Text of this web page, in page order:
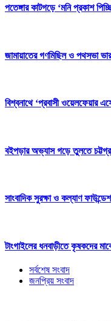
পতেঙ্গার কাটগড়ে ‘মনি প্রকাশ
জামায়াতের গণমিছিল ও পথসভা
বিশ্বনাথে ‘প্রবাসী ওয়েলফেয়ার
বইপড়ার অভ্যাস গড়ে তুলতে
সাংবাদিক সুরক্ষা ও কল্যাণ
টাংগাইলের ধনবাড়ীতে কৃষকদের
সর্বশেষ সংবাদ
জনপ্রিয় সংবাদ